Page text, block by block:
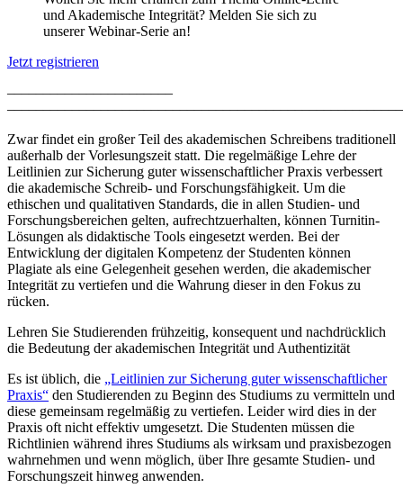
und Akademische Integrität? Melden Sie sich zu
unserer Webinar-Serie an!
Jetzt registrieren
–––––––––––––––––––––––
Zwar findet ein großer Teil des akademischen Schreibens traditionell
außerhalb der Vorlesungszeit statt. Die regelmäßige Lehre der
Leitlinien zur Sicherung guter wissenschaftlicher Praxis verbessert
die akademische Schreib- und Forschungsfähigkeit. Um die
ethischen und qualitativen Standards, die in allen Studien- und
Forschungsbereichen gelten, aufrechtzuerhalten, können Turnitin-
Lösungen als didaktische Tools eingesetzt werden. Bei der
Entwicklung der digitalen Kompetenz der Studenten können
Plagiate als eine Gelegenheit gesehen werden, die akademischer
Integrität zu vertiefen und die Wahrung dieser in den Fokus zu
rücken.
Lehren Sie Studierenden frühzeitig, konsequent und nachdrücklich
die Bedeutung der akademischen Integrität und Authentizität
Es ist üblich, die „Leitlinien zur Sicherung guter wissenschaftlicher
Praxis“ den Studierenden zu Beginn des Studiums zu vermitteln und
diese gemeinsam regelmäßig zu vertiefen. Leider wird dies in der
Praxis oft nicht effektiv umgesetzt. Die Studenten müssen die
Richtlinien während ihres Studiums als wirksam und praxisbezogen
wahrnehmen und wenn möglich, über Ihre gesamte Studien- und
Forschungszeit hinweg anwenden.